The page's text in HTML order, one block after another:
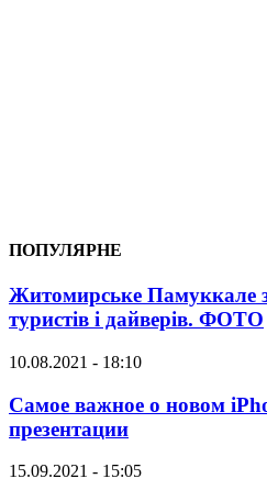
ПОПУЛЯРНЕ
Житомирське Памуккале
туристів і дайверів. ФОТО
10.08.2021 - 18:10
Самое важное о новом
презентации
15.09.2021 - 15:05